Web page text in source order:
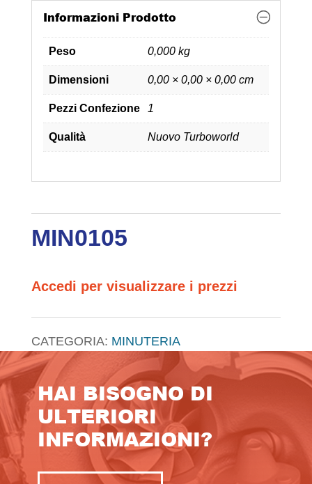
Informazioni Prodotto
Peso 0,000 kg
Dimensioni 0,00 × 0,00 × 0,00 cm
Pezzi Confezione 1
Qualità Nuovo Turboworld
MIN0105
Accedi per visualizzare i prezzi
CATEGORIA: MINUTERIA
HAI BISOGNO DI
ULTERIORI
INFORMAZIONI?